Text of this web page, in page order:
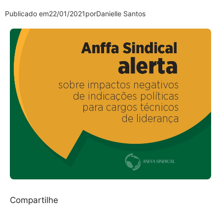
Publicado em22/01/2021porDanielle Santos
Compartilhe